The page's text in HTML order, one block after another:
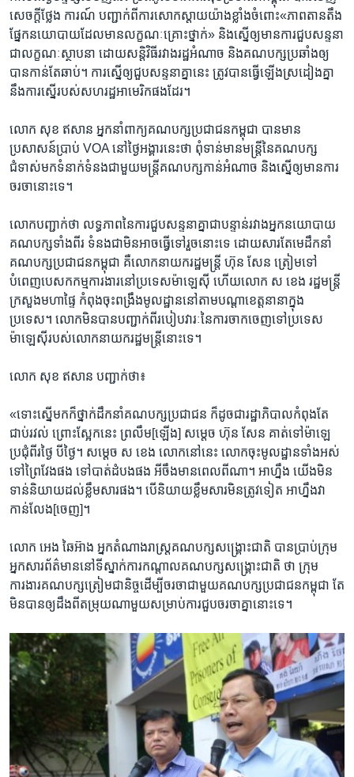
s
l
i
d
e
e
សេចក្តី​ថ្លែង ការណ៍​ បញ្ជាក់​ពី​ការ​សោកស្តាយ​យ៉ាង​ខ្លាំង​ចំពោះ​«ភាព​តានតឹង​
ផ្នែក​នយោបាយ​ដែល​មាន​លក្ខណៈ​គ្រោះថ្នាក់‍»​ និង​ស្នើ​ឲ្យ​មាន​ការ​ជួប​សន្ទនា​
ជា​លក្ខណៈ​ស្ថាបនា ​ដោយ​សន្តិវិធី​រវាង​រដ្ឋ​អំណាច និង​គណបក្ស​ប្រឆាំង​ឲ្យ​
បាន​កាន់​តែ​ឆាប់។​ ការ​ស្នើ​ឲ្យ​ជួប​សន្ទនា​គ្នា​នេះ​ ត្រូវ​បាន​ធ្វើ​ឡើង​ស្រដៀង​គ្នា​
នឹង​ការ​ស្នើ​របស់​សហរដ្ឋ​អាមេរិក​ផង​ដែរ។
​លោក​ សុខ​ ឥសាន​ អ្នក​នាំ​ពាក្យ​គណបក្ស​ប្រជាជន​កម្ពុជា​ បាន​មាន​
ប្រសាសន៍​ប្រាប់​ VOA​ នៅ​ថ្ងៃ​អង្គារ​នេះ​ថា​ ពុំ​ទាន់​មាន​មន្ត្រី​នៃ​គណបក្ស​
ជំទាស់​មក​ទំនាក់ទំនង​ជាមួយ​មន្ត្រី​គណបក្ស​កាន់​អំណាច និង​ស្នើ​ឲ្យ​មាន​ការ​
ចរចា​នោះ​ទេ។​
លោក​បញ្ជាក់​ថា​ លទ្ធភាព​នៃ​ការ​ជួប​សន្ទនា​គ្នា​ជា​បន្ទាន់​រវាង​អ្នក​នយោបាយ​
គណបក្ស​ទាំង​ពីរ​ ទំនង​ជា​មិន​អាច​ធ្វើ​ទៅ​រួច​នោះ​ទេ​ ដោយសារ​តែ​មេដឹកនាំ​
គណបក្ស​ប្រជាជន​កម្ពុជា​ គឺ​លោក​នាយក​រដ្ឋមន្ត្រី​ ហ៊ុន​ សែន ត្រៀម​ទៅ​
បំពេញ​បេសកកម្ម​ការងារ​នៅ​ប្រទេស​ម៉ាឡេស៊ី ហើយ​លោក​ ស ខេង​ រដ្ឋមន្ត្រី​
ក្រសួង​មហាផ្ទៃ​ កំពុង​ចុះ​ពង្រឹង​មូលដ្ឋាន​នៅ​តាម​បណ្តា​ខេត្ត​នា​នា​ក្នុង​
ប្រទេស។​ លោក​មិន​បាន​បញ្ជាក់​ពី​របៀបវារៈ​នៃ​ការ​ចាក​ចេញ​ទៅ​ប្រទេស​
ម៉ាឡេស៊ី​របស់​លោក​នាយក​រដ្ឋមន្ត្រី​នោះ​ទេ។
លោក​ សុខ​ ឥសាន បញ្ជាក់​ថា៖
«ទោះ​ស្នើ​មក​ក៏​ថ្នាក់​ដឹកនាំ​គណបក្ស​ប្រជាជន​ ក៏​ដូច​ជា​រដ្ឋាភិបាល​កំពុង​តែ​
ជាប់​រវល់​ ព្រោះ​ស្អែក​នេះ​ ព្រលឹម​[ឡើង] ​សម្តេច​ ហ៊ុន​ សែន​ គាត់​ទៅ​ម៉ាឡេ​
ប្រជុំ​ពីរ​ថ្ងៃ​ បី​ថ្ងៃ។​ សម្តេច​ ស​ ខេង​ លោក​នៅ​នេះ​ លោក​ចុះ​មូលដ្ឋាន​ទាំង​អស់​
ទៅ​ព្រៃវែង​ផង​ ទៅ​បាត់ដំបង​ផង​ អីចឹង​មាន​ពេល​ពីណា។​ អាហ្នឹង​ យើង​មិន​
ទាន់​និយាយ​ដល់​ខ្លឹមសារ​ផង។​ បើ​និយាយ​ខ្លឹមសារ​មិន​ត្រូវ​ទៀត​ អា​ហ្នឹង​វា​
កាន់​លែង[ចេញ]។
លោក​ អេង​ ឆៃអ៊ាង​ អ្នក​តំណាងរាស្ត្រ​គណបក្ស​សង្គ្រោះ​ជាតិ បាន​ប្រាប់​ក្រុម​
អ្នក​សារព័ត៌មាន​នៅ​ទីស្នាក់​ការ​កណ្តាល​គណបក្ស​សង្គ្រោះ​ជាតិ ថា​ ក្រុម​
ការងារ​គណបក្ស​ត្រៀម​ជានិច្ច​ដើម្បី​ចរចា​ជាមួយ​គណ​បក្ស​ប្រជាជន​កម្ពុជា តែ​
មិន​បាន​ឲ្យ​ដឹង​ពី​តម្រុយ​ណាមួយ​សម្រាប់​ការ​ជួប​ចរចា​គ្នា​នោះ​ទេ។